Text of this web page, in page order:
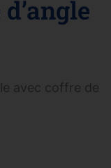
avec coffre de